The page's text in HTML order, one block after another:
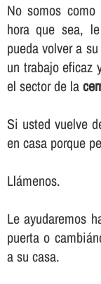
No somos
hora que sea,
pueda volver a
un trabajo eficaz
el sector de la
Si usted vuelve
en casa porque
Llámenos.
Le ayudaremos
puerta o
a su casa.